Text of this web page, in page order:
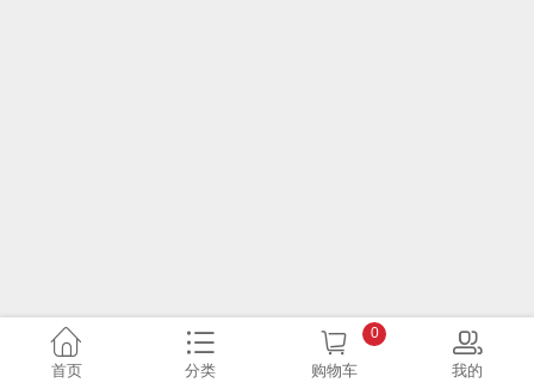
首页 分类 购物车
0
我的